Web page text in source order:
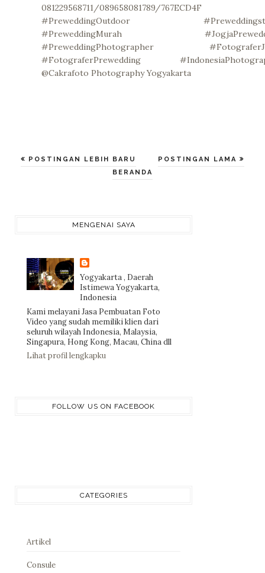
081229568711/089658081789/767ECD4F
#PreweddingOutdoor
#PreweddingMurah
#PreweddingPhotographer
#FotograferPrewedding
@Cakrafoto Photography Yogyakarta
POSTINGAN LEBIH BARU
POSTINGAN LAMA
BERANDA
MENGENAI SAYA
Yogyakarta , Daerah
Istimewa Yogyakarta,
Indonesia
Kami melayani Jasa Pembuatan Foto
Video yang sudah memiliki klien dari
seluruh wilayah Indonesia, Malaysia,
Singapura, Hong Kong, Macau, China dll
Lihat profil lengkapku
FOLLOW US ON FACEBOOK
CATEGORIES
Artikel
Consule